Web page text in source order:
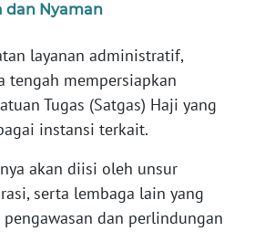
dan Nyaman
layanan administratif,
tengah mempersiapkan
Tugas (Satgas) Haji yang
instansi terkait.
akan diisi oleh unsur
serta lembaga lain yang
dan perlindungan